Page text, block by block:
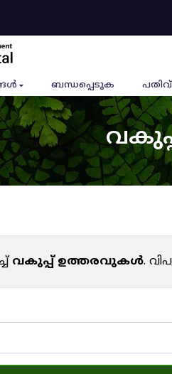
ബന്ധപ്പെടുക
വകുപ്പ് ഉത്തരവുകൾ.